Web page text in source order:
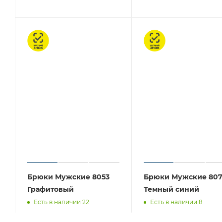
Честный знак
Брюки Мужские 8053
Графитовый
Есть в наличии 22
Честный знак
Брюки Мужские
Темный синий
Есть в наличии 8